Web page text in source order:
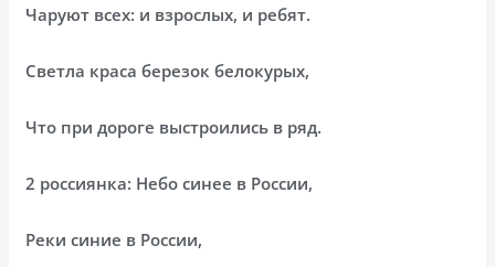
Чаруют всех: и взрослых, и ребят.
Светла краса березок белокурых,
Что при дороге выстроились в ряд.
2 россиянка: Небо синее в России,
Реки синие в России,